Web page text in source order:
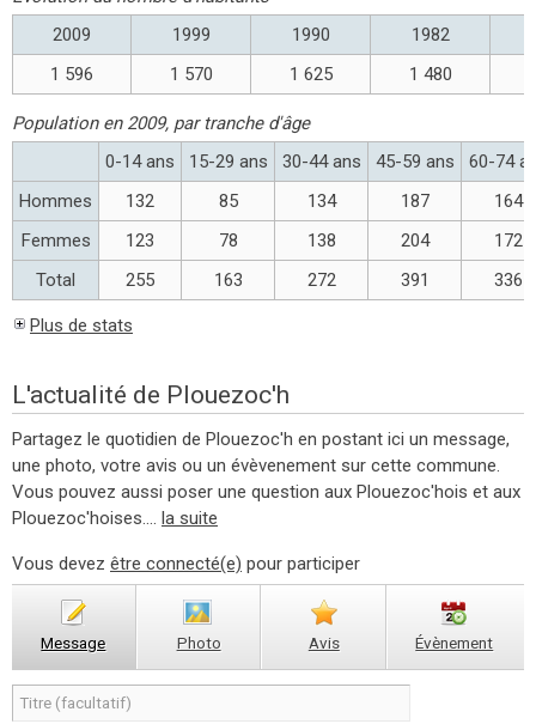
2009
1999 1990 1982
1 596
1 570 1 625 1 480
Population en 2009, par tranche d'âge
0-14 ans
15-29 ans 30-44 ans 45-59 ans
60-74
Hommes
132 85 134 187
164
Femmes
123 78 138 204
172
Total
255 163 272 391 336
Plus de stats
L'actualité de Plouezoc'h
Partagez le quotidien de Plouezoc'h en postant ici un message,
une photo, votre avis ou un évèvenement sur cette commune.
Vous pouvez aussi poser une question aux Plouezoc'hois et aux
Plouezoc'hoises.... la suite
Vous devez être connecté(e) pour participer
Message Photo Avis Évènement